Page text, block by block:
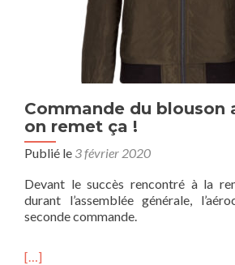
Commande du blouson
on remet ça !
Publié le 3 février 2020
Devant le succès rencontré à la
durant l’assemblée générale,
seconde commande.
[…]